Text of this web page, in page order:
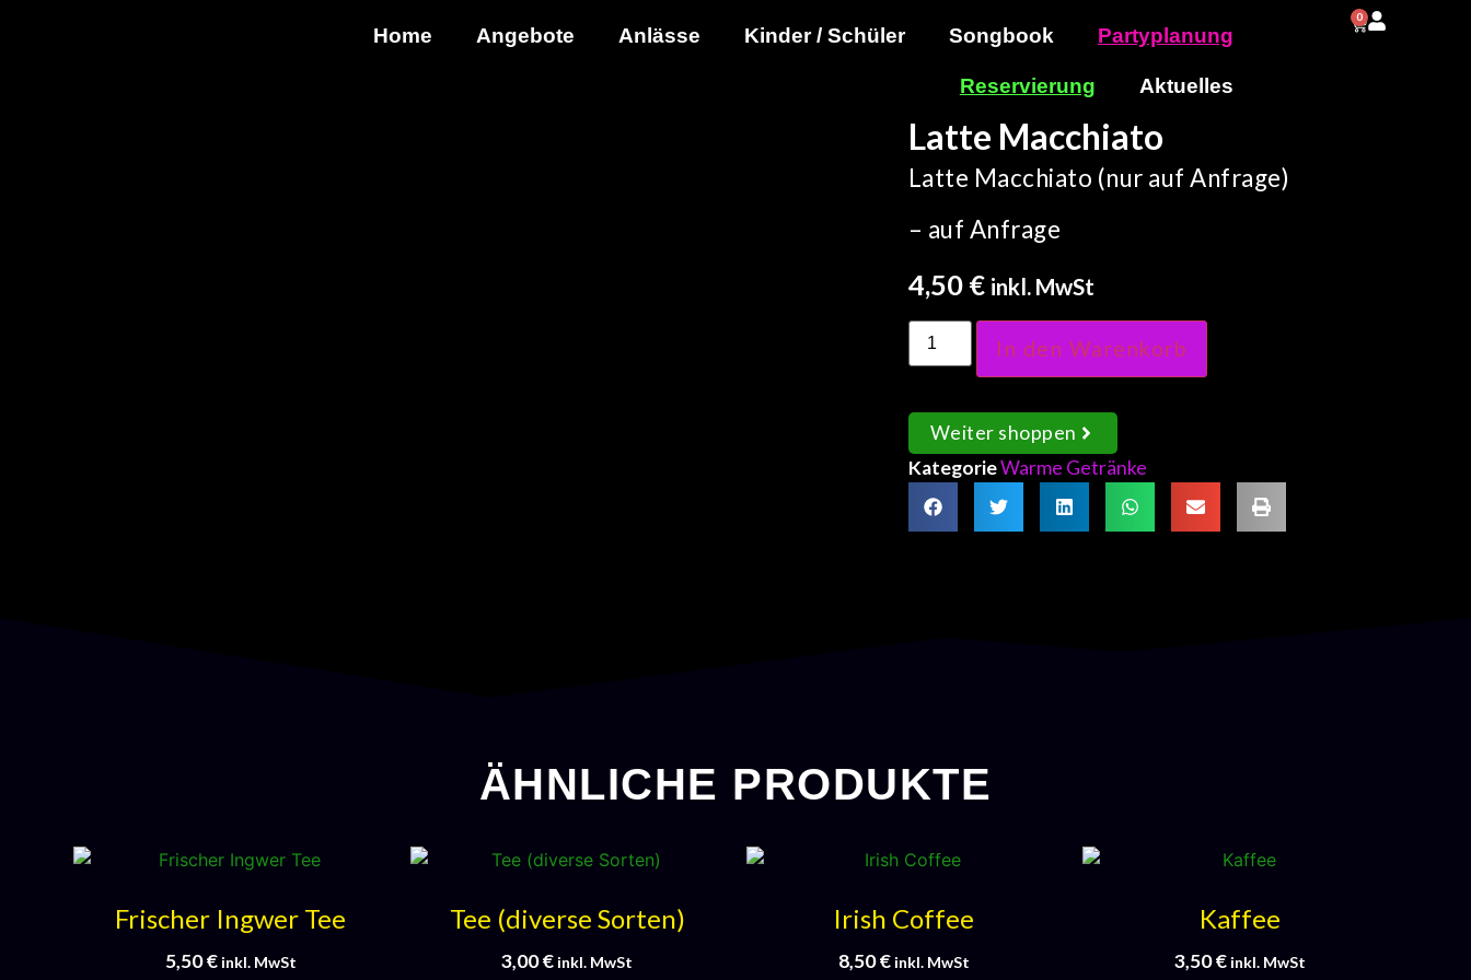
Home Angebote Anlässe Kinder / Schüler Songbook Partyplanung
Reservierung Aktuelles
0
Latte Macchiato
Latte Macchiato (nur auf Anfrage)
– auf Anfrage
4,50 € inkl. MwSt
In den Warenkorb
Weiter shoppen
KategorieWarme Getränke
ÄHNLICHE PRODUKTE
Frischer Ingwer Tee
5,50€ inkl. MwSt
Tee (diverse Sorten)
3,00€ inkl. MwSt
Irish Coffee
8,50€ inkl. MwSt
Kaffee
3,50€ inkl. MwSt